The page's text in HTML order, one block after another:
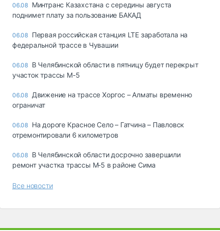
06.08 Минтранс Казахстана с середины августа
поднимет плату за пользование БАКАД
06.08 Первая российская станция LTE заработала на
федеральной трассе в Чувашии
06.08 В Челябинской области в пятницу будет перекрыт
участок трассы М-5
06.08 Движение на трассе Хоргос – Алматы временно
ограничат
06.08 На дороге Красное Село – Гатчина – Павловск
отремонтировали 6 километров
06.08 В Челябинской области досрочно завершили
ремонт участка трассы М‑5 в районе Сима
Все новости